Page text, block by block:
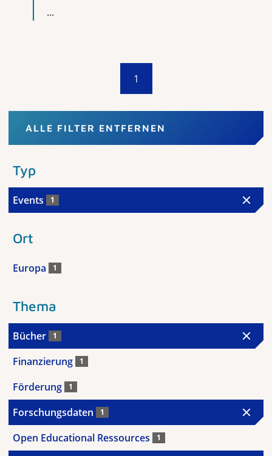
...
1
ALLE FILTER ENTFERNEN
Typ
Events 1
Ort
Europa 1
Thema
Bücher 1
Finanzierung 1
Förderung 1
Forschungsdaten 1
Open Educational Ressources 1